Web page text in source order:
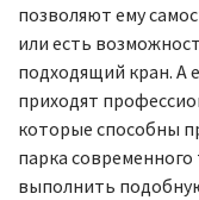
позволяют ему
или есть
подходящий кран. А
приходят
которые способны
парка
выполнить